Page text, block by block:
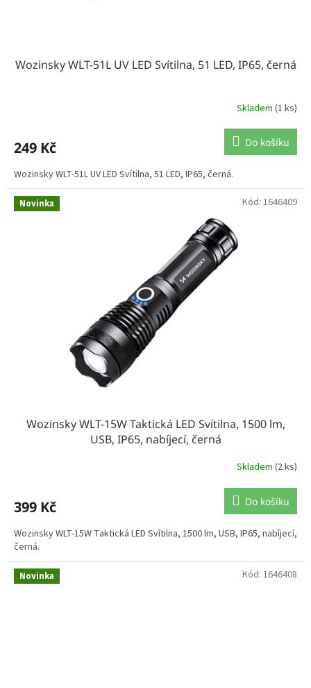
Wozinsky WLT-51L UV LED Svítilna, 51 LED, IP65, černá
Skladem (1 ks)
249 Kč Do košíku
Wozinsky WLT-51L UV LED Svítilna, 51 LED, IP65, černá.
Novinka
Wozinsky WLT-15W Taktická LED Svítilna, 1500 lm,
USB, IP65, nabíjecí, černá
Skladem (2 ks)
399 Kč Do košíku
Wozinsky WLT-15W Taktická LED Svítilna, 1500 lm, USB, IP65, nabíjecí,
černá.
Kód: 1646409
Novinka Kód: 1646408